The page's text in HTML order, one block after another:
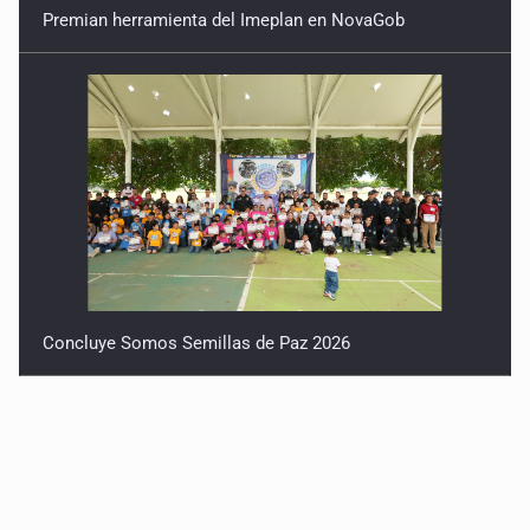
Premian herramienta del Imeplan en NovaGob
Concluye Somos Semillas de Paz 2026